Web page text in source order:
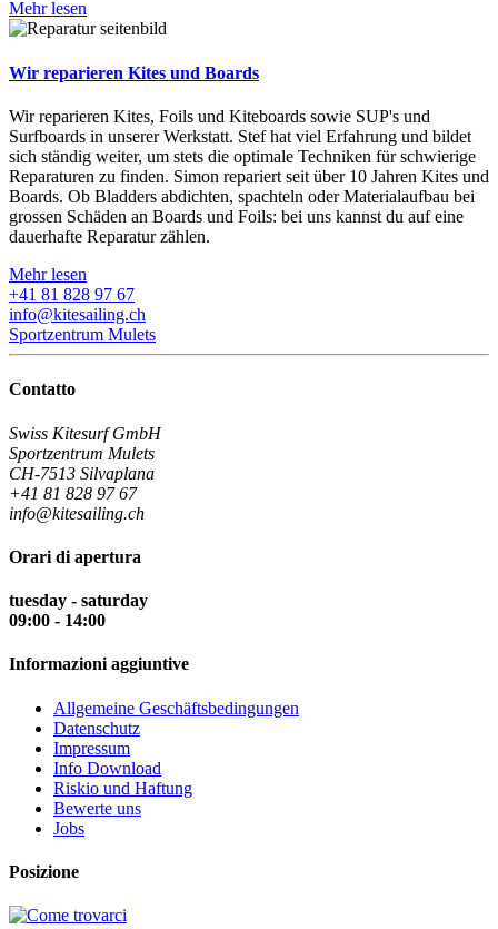
Mehr lesen
Wir reparieren Kites und Boards
Wir reparieren Kites, Foils und Kiteboards sowie SUP's und
Surfboards in unserer Werkstatt. Stef hat viel Erfahrung und bildet
sich ständig weiter, um stets die optimale Techniken für schwierige
Reparaturen zu finden. Simon repariert seit über 10 Jahren Kites und
Boards. Ob Bladders abdichten, spachteln oder Materialaufbau bei
grossen Schäden an Boards und Foils: bei uns kannst du auf eine
dauerhafte Reparatur zählen.
Mehr lesen
+41 81 828 97 67
info@kitesailing.ch
Sportzentrum Mulets
Contatto
Swiss Kitesurf GmbH
Sportzentrum Mulets
CH-7513 Silvaplana
+41 81 828 97 67
info@kitesailing.ch
Orari di apertura
tuesday - saturday
09:00 - 14:00
Informazioni aggiuntive
Allgemeine Geschäftsbedingungen
Datenschutz
Impressum
Info Download
Riskio und Haftung
Bewerte uns
Jobs
Posizione